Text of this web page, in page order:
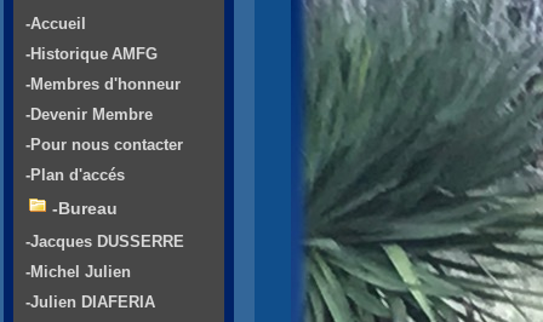
-Accueil
-Historique AMFG
-Membres d'honneur
-Devenir Membre
-Pour nous contacter
-Plan d'accés
-Bureau
-Jacques DUSSERRE
-Michel Julien
-Julien DIAFERIA